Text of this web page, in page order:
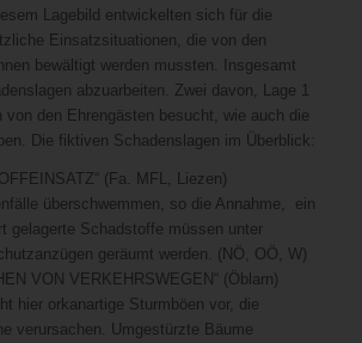
Lagebild entwickelten sich für die
Einsatzsituationen, die von den
bewältigt werden mussten. Insgesamt
abzuarbeiten. Zwei davon, Lage 1
von den Ehrengästen besucht, wie auch die
Die fiktiven Schadenslagen im Überblick:
(Fa. MFL, Liezen)
überschwemmen, so die Annahme, ein
gelagerte Schadstoffe müssen unter
geräumt werden. (NÖ, OÖ, W)
VON VERKEHRSWEGEN“ (Öblarn)
hier orkanartige Sturmböen vor, die
verursachen. Umgestürzte Bäume